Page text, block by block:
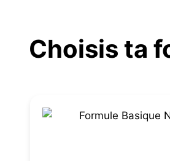
contenuChoisis ta